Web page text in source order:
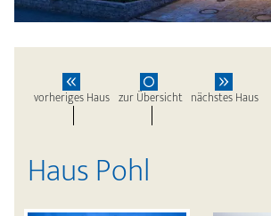
zur Übersicht nächstes Haus
Haus Pohl